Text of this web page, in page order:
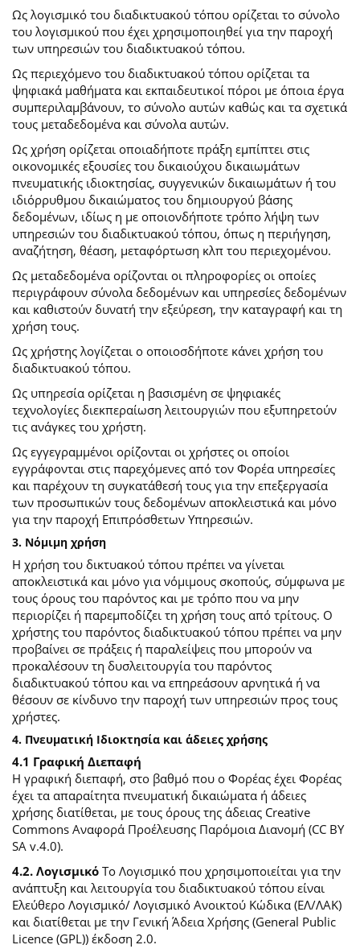
Ως λογισμικό του διαδικτυακού τόπου ορίζεται το σύνολο
του λογισμικού που έχει χρησιμοποιηθεί για την παροχή
των υπηρεσιών του διαδικτυακού τόπου.
Ως περιεχόμενο του διαδικτυακού τόπου ορίζεται τα
ψηφιακά μαθήματα και εκπαιδευτικοί πόροι με όποια έργα
συμπεριλαμβάνουν, το σύνολο αυτών καθώς και τα σχετικά
τους μεταδεδομένα και σύνολα αυτών.
Ως χρήση ορίζεται οποιαδήποτε πράξη εμπίπτει στις
οικονομικές εξουσίες του δικαιούχου δικαιωμάτων
πνευματικής ιδιοκτησίας, συγγενικών δικαιωμάτων ή του
ιδιόρρυθμου δικαιώματος του δημιουργού βάσης
δεδομένων, ιδίως η με οποιονδήποτε τρόπο λήψη των
υπηρεσιών του διαδικτυακού τόπου, όπως η περιήγηση,
αναζήτηση, θέαση, μεταφόρτωση κλπ του περιεχομένου.
Ως μεταδεδομένα ορίζονται οι πληροφορίες οι οποίες
περιγράφουν σύνολα δεδομένων και υπηρεσίες δεδομένων
και καθιστούν δυνατή την εξεύρεση, την καταγραφή και τη
χρήση τους.
Ως χρήστης λογίζεται ο οποιοσδήποτε κάνει χρήση του
διαδικτυακού τόπου.
Ως υπηρεσία ορίζεται η βασισμένη σε ψηφιακές
τεχνολογίες διεκπεραίωση λειτουργιών που εξυπηρετούν
τις ανάγκες του χρήστη.
Ως εγγεγραμμένοι ορίζονται οι χρήστες οι οποίοι
εγγράφονται στις παρεχόμενες από τον Φορέα υπηρεσίες
και παρέχουν τη συγκατάθεσή τους για την επεξεργασία
των προσωπικών τους δεδομένων αποκλειστικά και μόνο
για την παροχή Επιπρόσθετων Υπηρεσιών.
3. Νόμιμη χρήση
Η χρήση του δικτυακού τόπου πρέπει να γίνεται
αποκλειστικά και μόνο για νόμιμους σκοπούς, σύμφωνα με
τους όρους του παρόντος και με τρόπο που να μην
περιορίζει ή παρεμποδίζει τη χρήση τους από τρίτους. Ο
χρήστης του παρόντος διαδικτυακού τόπου πρέπει να μην
προβαίνει σε πράξεις ή παραλείψεις που μπορούν να
προκαλέσουν τη δυσλειτουργία του παρόντος
διαδικτυακού τόπου και να επηρεάσουν αρνητικά ή να
θέσουν σε κίνδυνο την παροχή των υπηρεσιών προς τους
χρήστες.
4. Πνευματική Ιδιοκτησία και άδειες χρήσης
4.1 Γραφική Διεπαφή
Η γραφική διεπαφή, στο βαθμό που ο Φορέας έχει Φορέας
έχει τα απαραίτητα πνευματική δικαιώματα ή άδειες
χρήσης διατίθεται, με τους όρους της άδειας Creative
Commons Αναφορά Προέλευσης Παρόμοια Διανομή (CC BY
SA v.4.0).
4.2. ΛογισμικόΤο Λογισμικό που χρησιμοποιείται για την
ανάπτυξη και λειτουργία του διαδικτυακού τόπου είναι
Ελεύθερο Λογισμικό/ Λογισμικό Ανοικτού Κώδικα (ΕΛ/ΛΑΚ)
και διατίθεται με την Γενική Άδεια Χρήσης (General Public
Licence (GPL)) έκδοση 2.0.